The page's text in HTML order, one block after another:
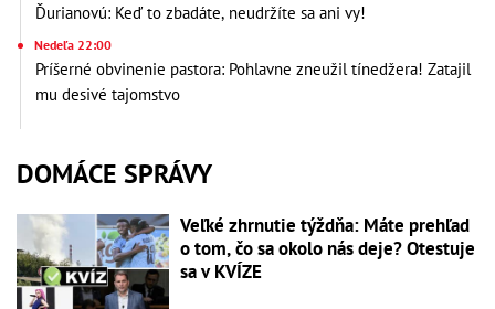
Ďurianovú: Keď to zbadáte, neudržíte sa ani vy!
Nedeľa 22:00
Príšerné obvinenie pastora: Pohlavne zneužil tínedžera! Zatajil
mu desivé tajomstvo
DOMÁCE SPRÁVY
Veľké zhrnutie týždňa: Máte prehľad
o tom, čo sa okolo nás deje? Otestuje
sa v KVÍZE